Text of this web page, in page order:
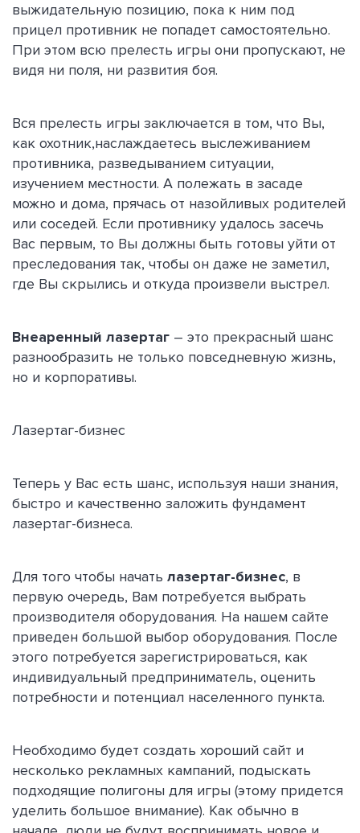
выжидательную позицию, пока к ним под
прицел противник не попадет самостоятельно.
При этом всю прелесть игры они пропускают, не
видя ни поля, ни развития боя.
Вся прелесть игры заключается в том, что Вы,
как охотник,наслаждаетесь выслеживанием
противника, разведыванием ситуации,
изучением местности. А полежать в засаде
можно и дома, прячась от назойливых родителей
или соседей. Если противнику удалось засечь
Вас первым, то Вы должны быть готовы уйти от
преследования так, чтобы он даже не заметил,
где Вы скрылись и откуда произвели выстрел.
Внеаренный лазертаг – это прекрасный шанс
разнообразить не только повседневную жизнь,
но и корпоративы.
Лазертаг-бизнес
Теперь у Вас есть шанс, используя наши знания,
быстро и качественно заложить фундамент
лазертаг-бизнеса.
Для того чтобы начать лазертаг-бизнес, в
первую очередь, Вам потребуется выбрать
производителя оборудования. На нашем сайте
приведен большой выбор оборудования. После
этого потребуется зарегистрироваться, как
индивидуальный предприниматель, оценить
потребности и потенциал населенного пункта.
Необходимо будет создать хороший сайт и
несколько рекламных кампаний, подыскать
подходящие полигоны для игры (этому придется
уделить большое внимание). Как обычно в